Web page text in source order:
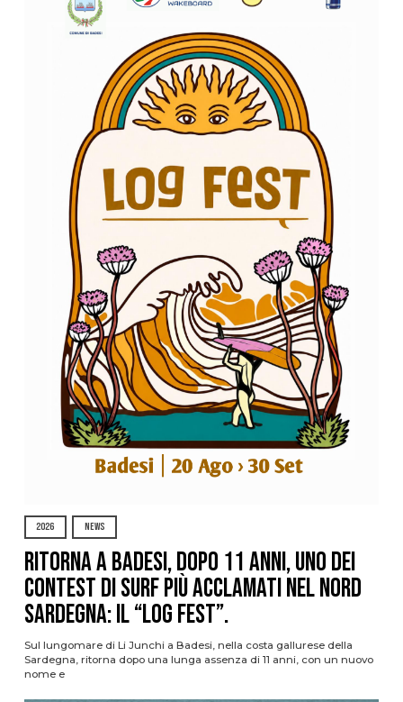
2026 NEWS
Ritorna a Badesi, dopo 11 anni, uno dei
contest di surf più acclamati nel nord
Sardegna: il “Log Fest”.
Sul lungomare di Li Junchi a Badesi, nella costa gallurese della
Sardegna, ritorna dopo una lunga assenza di 11 anni, con un nuovo
nome e